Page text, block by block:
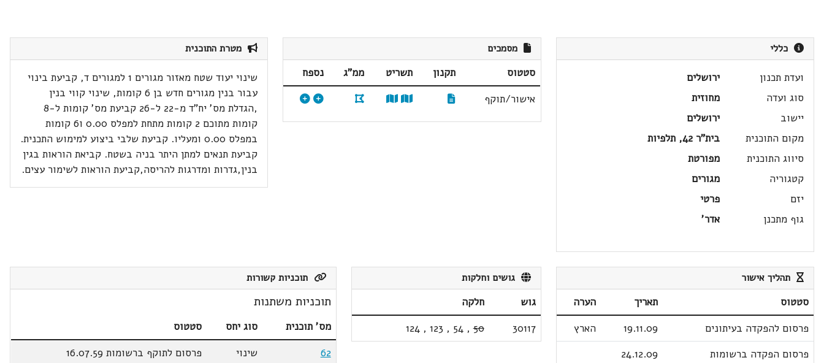
כללי
ועדת תכנון
ירושלים
סוג ועדה
מחוזית
יישוב
ירושלים
מקום התוכנית
בית"ר 42, תלפיות
סיווג התוכנית
מפורטת
קטגוריה
מגורים
יזם
פרטי
גוף מתכנן
אדר'
מסמכים
סטטוס תקנון תשריט ממ"ג
נספח
אישור/תוקף
מטרת התוכנית
שינוי יעוד שטח מאזור מגורים 1 למגורים ד, קביעת בינוי
עבור בנין מגורים חדש בן 6 קומות, שינוי קווי בנין
,הגדלת מס' יח"ד מ-22 ל-26 קביעת מס' קומות ל-8
קומות מתוכם 2 קומות מתחת למפלס 0.00 ו6 קומות
במפלס 0.00 ומעליו. קביעת שלבי ביצוע למימוש התכנית.
קביעת תנאים למתן היתר בניה בשטח. קביאת הוראות בגין
בנין,גדרות ומדרגות להריסה,קביעת הוראות לשימור עצים.
תהליך אישור
סטטוס תאריך
הערה
פרסום להפקדה בעיתונים
19.11.09
הארץ
פרסום הפקדה ברשומות
24.12.09
גושים וחלקות
גוש
חלקה
30117
50
,
54
,
123
,
124
תוכניות קשורות
תוכניות משתנות
מס' תוכנית סוג יחס
סטטוס
62
שינוי
פרסום לתוקף ברשומות 16.07.59